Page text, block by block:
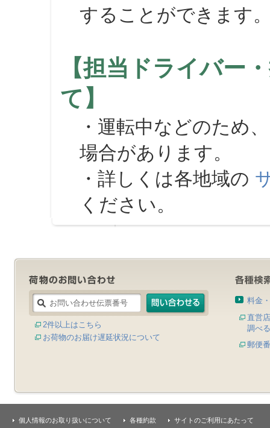
することができます
【担当ドライバー
て】
・運転中などのため
場合があります。
・詳しくは各地域の
ください。
2件以上はこちら
お荷物のお届け遅延状況について
料金
直営
調べる
郵便
個人情報のお取り扱いについて 各種約款 サイトのご利用にあたって